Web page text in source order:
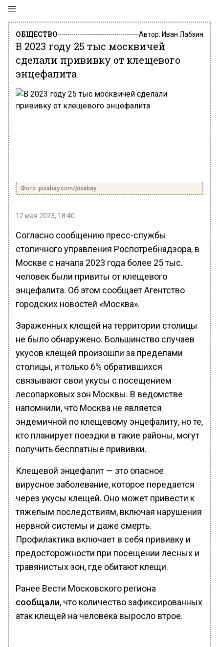
ОБЩЕСТВО Автор: Иван Лабзин
В 2023 году 25 тыс москвичей
сделали прививку от клещевого
энцефалита
Фото: pixabay.com/pixabay
12 мая 2023, 18:40
Согласно сообщению пресс-службы
столичного управления Роспотребнадзора, в
Москве с начала 2023 года более 25 тыс.
человек были привиты от клещевого
энцефалита. Об этом сообщает Агентство
городских новостей «Москва».
Зараженных клещей на территории столицы
не было обнаружено. Большинство случаев
укусов клещей произошли за пределами
столицы, и только 6% обратившихся
связывают свои укусы с посещением
лесопарковых зон Москвы. В ведомстве
напомнили, что Москва не является
эндемичной по клещевому энцефалиту, но те,
кто планирует поездки в такие районы, могут
получить бесплатные прививки.
Клещевой энцефалит — это опасное
вирусное заболевание, которое передается
через укусы клещей. Оно может привести к
тяжелым последствиям, включая нарушения
нервной системы и даже смерть.
Профилактика включает в себя прививку и
предосторожности при посещении лесных и
травянистых зон, где обитают клещи.
Ранее Вести Московского региона
сообщали, что количество зафиксированных
атак клещей на человека выросло втрое.